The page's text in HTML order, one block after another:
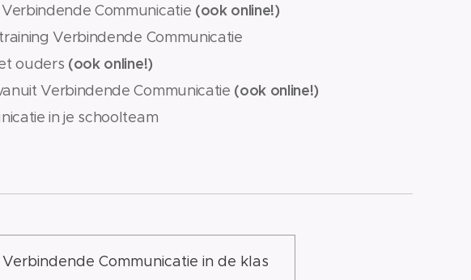
Communicatie (ook online!)
Verbindende Communicatie
ouders (ook online!)
Verbindende Communicatie (ook online!)
in je schoolteam
Verbindende Communicatie in de klas